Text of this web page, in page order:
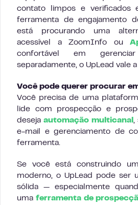
contato limpos e verificados
ferramenta de engajamento
está procurando uma
acessível a ZoomInfo ou
confortável em
separadamente, o UpLead vale
Você pode querer procurar
Você precisa de uma
lide com prospecção e
deseja automação multicanal ,
e-mail e gerenciamento de
ferramenta.
Se você está construindo
moderno, o UpLead pode ser
sólida — especialmente
uma ferramenta de